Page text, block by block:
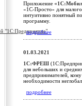
"1С:Предприятие"
Приложение
«1С-Просто» для
интуитивно понятный
программу.
подробнее
01.03.2021
1С:ФРЕШ
для небольших и
предпринимателей,
необходимости
подробнее